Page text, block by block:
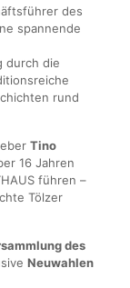
des
spannende
durch die
rund
Tino
16 Jahren
führen –
Tölzer
des
Neuwahlen